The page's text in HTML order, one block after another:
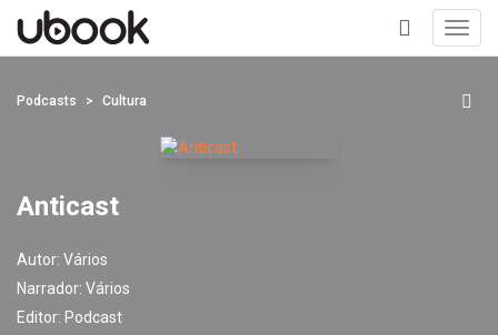
+
Podcasts Cultura
Anticast
Autor: Vários
Narrador: Vários
Editor: Podcast